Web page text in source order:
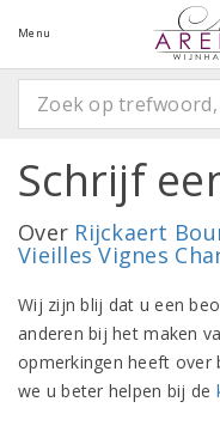
Menu
Schrijf
Over Rijckaert
Vieilles Vignes
Wij zijn blij dat u een
anderen bij het maken
opmerkingen heeft over
we u beter helpen bij de